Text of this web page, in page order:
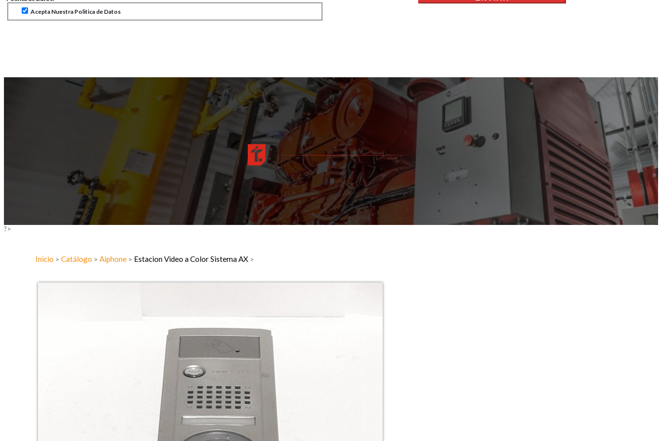
Acepta Nuestra Politica de Datos
?>
Inicio > Catálogo > Aiphone > Estacion Video a Color Sistema AX >